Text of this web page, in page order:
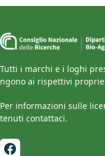
Tutti i marchi e i loghi
ngono ai rispettivi
Per informazioni sulle
tenuti contattaci.
Facebook